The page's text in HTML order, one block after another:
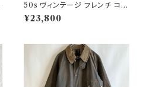
50s ヴィンテージ フレンチ コー
デュロイジャケット ビンテージ
ファーマーズジャケット
¥23,800